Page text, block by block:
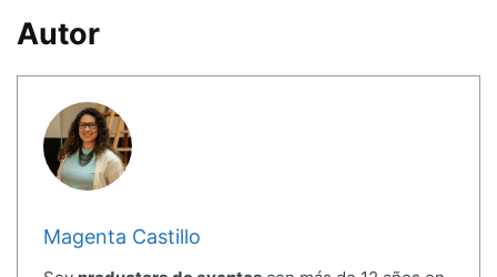
Autor
Magenta Castillo